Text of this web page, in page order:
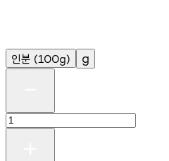
인분 (100g) g